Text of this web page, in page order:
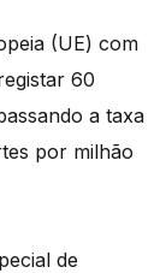
(UE) com
60
a taxa
por milhão
de